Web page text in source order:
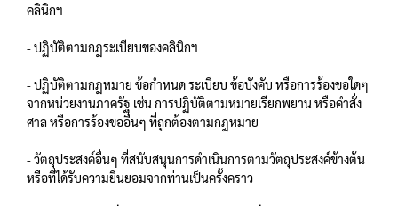
คลินิกฯ
- ปฏิบัติตามกฎระเบียบของคลินิกฯ
- ปฏิบัติตามกฎหมาย ข้อกำหนด ระเบียบ ข้อบังคับ หรือการร้องขอใดๆ
จากหน่วยงานภาครัฐ เช่น การปฏิบัติตามหมายเรียกพยาน หรือคำสั่ง
ศาล หรือการร้องขออื่นๆ ที่ถูกต้องตามกฎหมาย
- วัตถุประสงค์อื่นๆ ที่สนับสนุนการดำเนินการตามวัตถุประสงค์ข้างต้น
หรือที่ได้รับความยินยอมจากท่านเป็นครั้งคราว